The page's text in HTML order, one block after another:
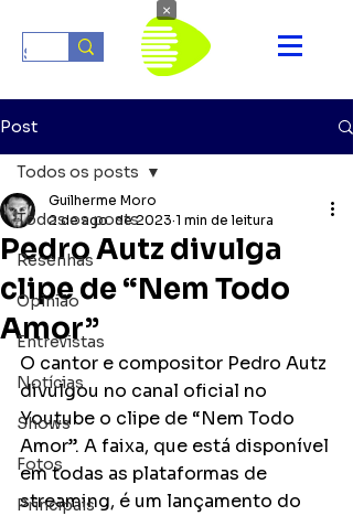
Post
Todos os posts
Resenhas
Opinião
Entrevistas
Notícias
Shows
Fotos
Principais
Todos os posts
Pedro Autz divulga
clipe de “Nem Todo
Amor”
Guilherme Moro
2 de ago. de 2023 1 min de leitura
O cantor e compositor Pedro Autz
divulgou no canal oficial no
Youtube o clipe de “Nem Todo
Amor”. A faixa, que está disponível
em todas as plataformas de
streaming, é um lançamento do
×